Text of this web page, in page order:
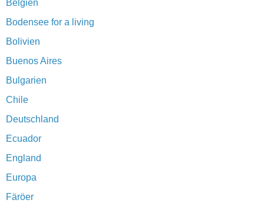
Belgien
Bodensee for a living
Bolivien
Buenos Aires
Bulgarien
Chile
Deutschland
Ecuador
England
Europa
Färöer